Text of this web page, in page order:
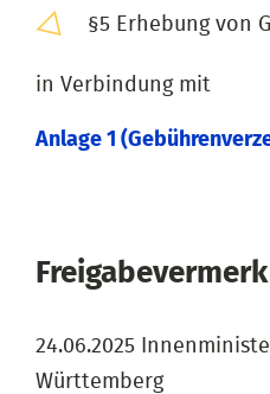
§5 Erhebung von
in Verbindung mit
Anlage 1
Freigabevermerk
24.06.2025
Württemberg